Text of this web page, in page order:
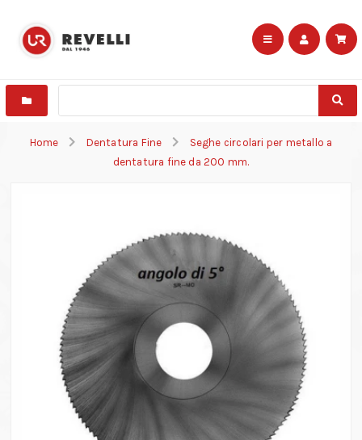
Home Dentatura Fine
Seghe circolari per metallo a
dentatura fine da 200 mm.